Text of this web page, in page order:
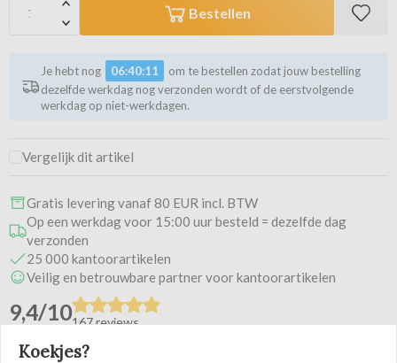
Bestellen
Je hebt nog 06:40:11
om te bestellen zodat jouw bestelling
dezelfde werkdag nog verzonden wordt of de eerstvolgende
werkdag op niet-werkdagen.
Vergelijk dit artikel
Gratis levering vanaf 80 EUR incl. BTW
Op een werkdag voor 15:00 uur besteld = dezelfde dag
verzonden
25 000 kantoorartikelen
Veilig en betrouwbare partner voor kantoorartikelen
9,4/10167 reviews
Koekjes?